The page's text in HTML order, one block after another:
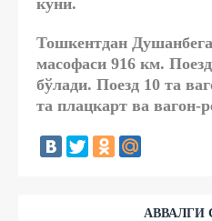
Тошкентдан
масофаси 916 км.
бўлади. Поезд 10 та
та плацкарт ва вагон-
АВВАЛГИ